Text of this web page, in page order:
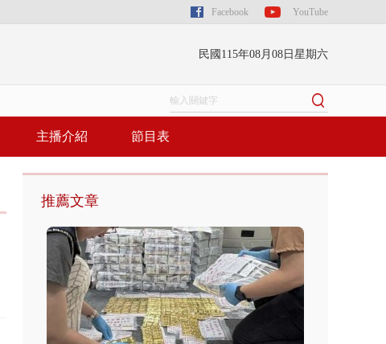
Facebook YouTube
民國115年08月08日星期六
主播介紹 節目表
推薦文章